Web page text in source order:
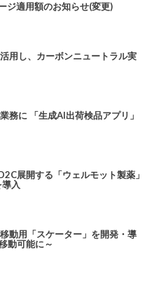
適用額のお知らせ(変更)
用し、カーボンニュートラル実
務に 「生成AI出荷検品アプリ」
展開する「ウェルモット製薬」
入
動用「スケーター」を開発・導
動可能に～